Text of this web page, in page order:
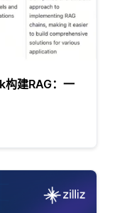
建RAG：一